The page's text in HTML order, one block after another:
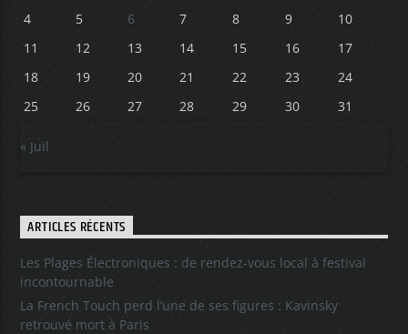
4
5 6 7 8 9
10
11
12 13 14 15 16
17
18
19 20 21 22 23
24
25
26 27 28 29 30 31
« Juil
ARTICLES RÉCENTS
Les Plages Électroniques : de rendez-vous local à festival
incontournable
La French Touch perd l’une de ses figures : Kavinsky
retrouvé mort à Paris